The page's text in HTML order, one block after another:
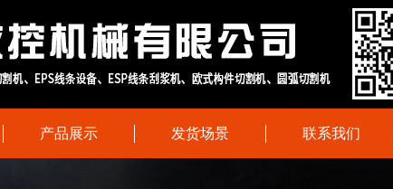
产品展示 发货场景 联系我们